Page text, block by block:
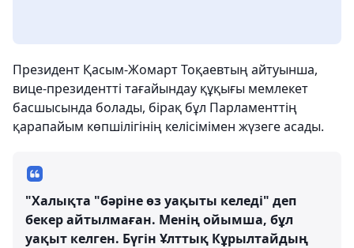
Президент Қасым-Жомарт Тоқаевтың айтуынша,
вице-президентті тағайындау құқығы мемлекет
басшысында болады, бірақ бұл Парламенттің
қарапайым көпшілігінің келісімімен жүзеге асады.
"Халықта "бәріне өз уақыты келеді" деп
бекер айтылмаған. Менің ойымша, бұл
уақыт келген. Бүгін Ұлттық Кұрылтайдың